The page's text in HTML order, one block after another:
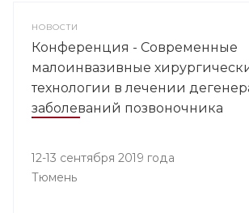
НОВОСТИ
Конференция - Современные
малоинвазивные
технологии в лечении
заболеваний позвоночника
12-13 сентября 2019 года
Тюмень